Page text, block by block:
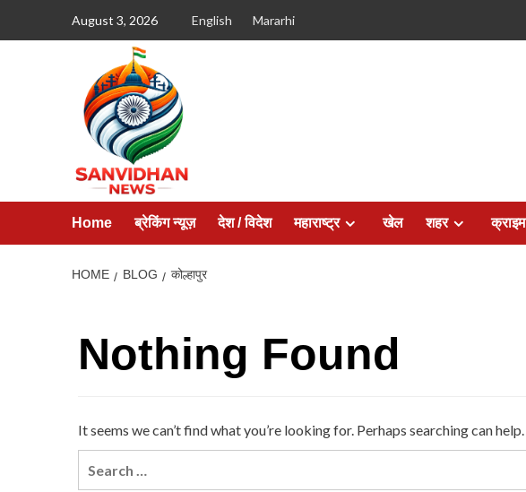
August 3, 2026 English Mararhi
Home ब्रेकिंग न्यूज़ देश / विदेश महाराष्ट्र खेल शहर क्राइम
HOME BLOG कोल्हापुर
Nothing Found
It seems we can’t find what you’re looking for. Perhaps searching can help.